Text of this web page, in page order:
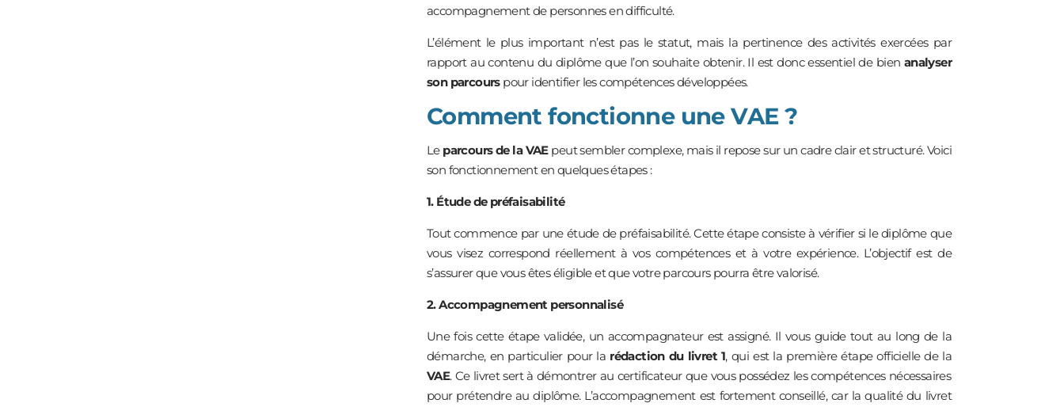
accompagnement de personnes en difficulté.
L’élément le plus important n’est pas le statut, mais la pertinence des activités exercées par
rapport au contenu du diplôme que l’on souhaite obtenir. Il est donc essentiel de bien analyser
son parcourspour identifier les compétences développées.
Comment fonctionne une VAE ?
Le parcours de la VAEpeut sembler complexe, mais il repose sur un cadre clair et structuré. Voici
son fonctionnement en quelques étapes :
1. Étude de préfaisabilité
Tout commence par une étude de préfaisabilité. Cette étape consiste à vérifier si le diplôme que
vous visez correspond réellement à vos compétences et à votre expérience. L’objectif est de
s’assurer que vous êtes éligible et que votre parcours pourra être valorisé.
2. Accompagnement personnalisé
Une fois cette étape validée, un accompagnateur est assigné. Il vous guide tout au long de la
démarche, en particulier pour la rédaction du livret 1, qui est la première étape officielle de la
VAE. Ce livret sert à démontrer au certificateur que vous possédez les compétences nécessaires
pour prétendre au diplôme. L’accompagnement est fortement conseillé, car la qualité du livret